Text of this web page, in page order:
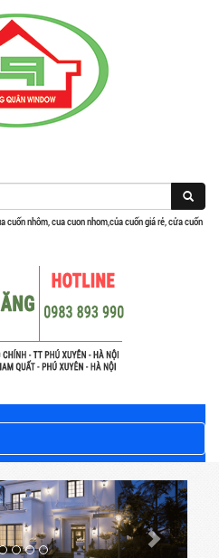
cuốn nhôm, cua cuon nhom,của cuốn giá rẻ, cửa cuốn